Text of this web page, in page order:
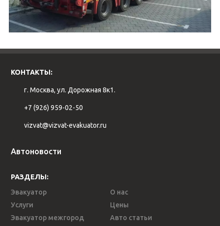
КОНТАКТЫ:
г. Москва, ул. Дорожная 8к1.
+7 (926) 959-02-50
vizvat@vizvat-evakuator.ru
Автоновости
РАЗДЕЛЫ:
Эвакуатор
О нас
Услуги
Цены
Эвакуатор межгород
Авто статьи